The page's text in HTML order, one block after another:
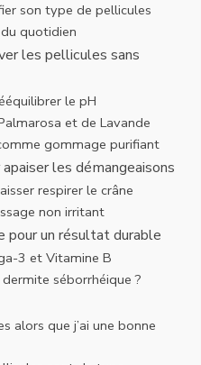
son type de pellicules
quotidien
les pellicules sans
le pH
et de Lavande
gommage purifiant
les démangeaisons
respirer le crâne
non irritant
pour un résultat durable
3 et Vitamine B
séborrhéique ?
alors que j’ai une bonne